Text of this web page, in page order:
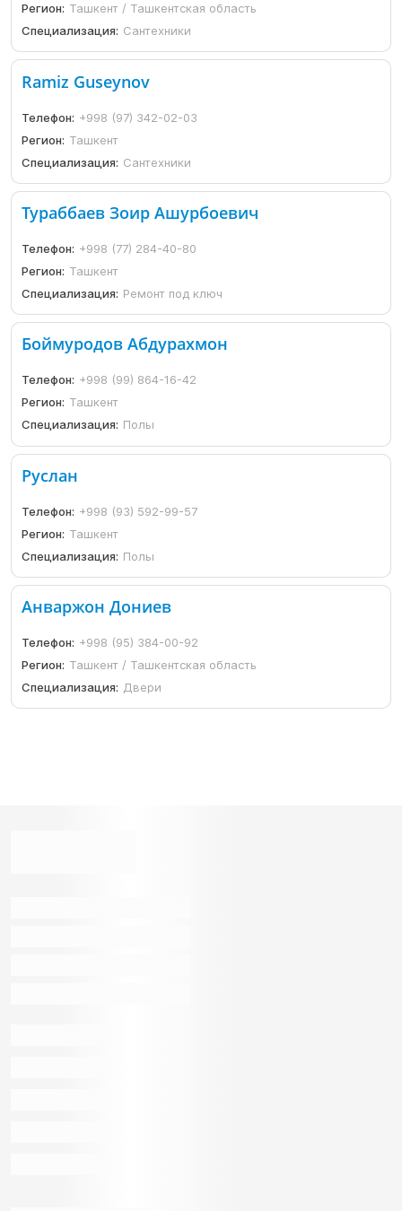
Регион: Ташкент / Ташкентская область
Специализация: Сантехники
Ramiz Guseynov
Телефон: +998 (97) 342-02-03
Регион: Ташкент
Специализация: Сантехники
Тураббаев Зоир Ашурбоевич
Телефон: +998 (77) 284-40-80
Регион: Ташкент
Специализация: Ремонт под ключ
Боймуродов Абдурахмон
Телефон: +998 (99) 864-16-42
Регион: Ташкент
Специализация: Полы
Руслан
Телефон: +998 (93) 592-99-57
Регион: Ташкент
Специализация: Полы
Анваржон Дониев
Телефон: +998 (95) 384-00-92
Регион: Ташкент / Ташкентская область
Специализация: Двери